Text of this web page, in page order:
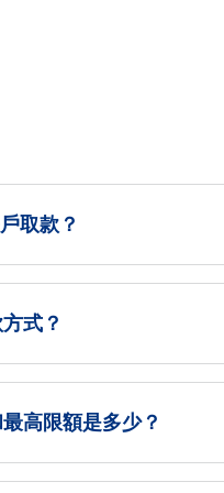
取款？
式？
高限額是多少？